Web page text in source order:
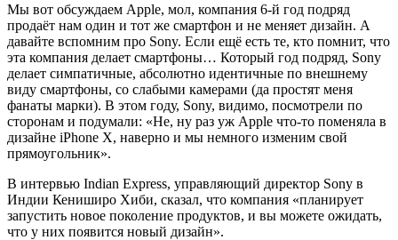
Мы вот обсуждаем Apple, мол, компания 6-й год подряд
продаёт нам один и тот же смартфон и не меняет дизайн. А
давайте вспомним про Sony. Если ещё есть те, кто помнит, что
эта компания делает смартфоны… Который год подряд, Sony
делает симпатичные, абсолютно идентичные по внешнему
виду смартфоны, со слабыми камерами (да простят меня
фанаты марки). В этом году, Sony, видимо, посмотрели по
сторонам и подумали: «Не, ну раз уж Apple что-то поменяла в
дизайне iPhone X, наверно и мы немного изменим свой
прямоугольник».
В интервью Indian Express, управляющий директор Sony в
Индии Кениширо Хиби, сказал, что компания «планирует
запустить новое поколение продуктов, и вы можете ожидать,
что у них появится новый дизайн».